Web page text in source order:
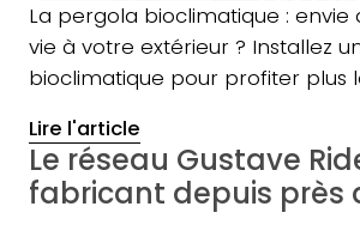
La pergola bioclimatique :
vie à votre extérieur ? Installez
bioclimatique pour profiter plus
Lire l'article
Le réseau Gustave
fabricant depuis près